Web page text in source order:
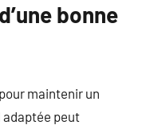
bonne
maintenir un
adaptée peut